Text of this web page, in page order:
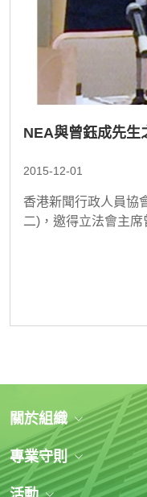
NEA與曾鈺成先生
2015-12-01
香港新聞行政人員協
二)，邀得立法會主席
關於組織
專業守則